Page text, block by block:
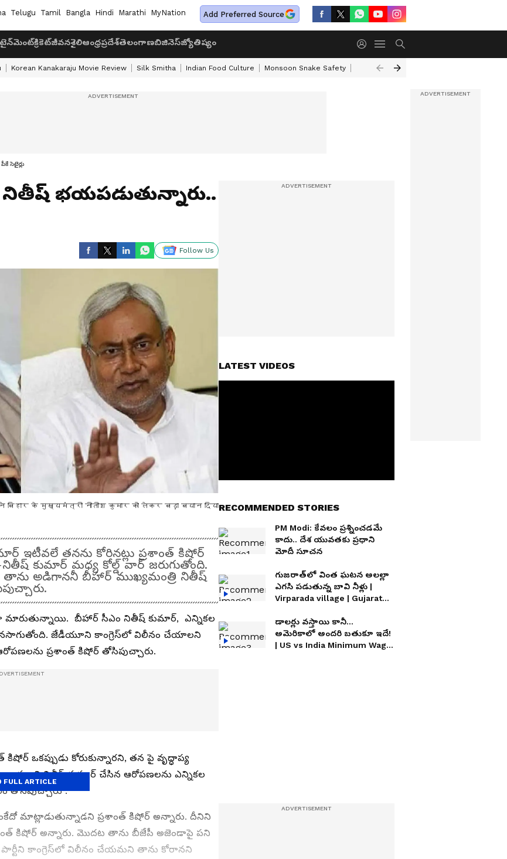
Telugu Tamil Bangla Hindi Marathi MyNation Add Preferred Source
క్రికెట్జీవనశైలిఆంధ్రప్రదేశ్తెలంగాణబిజినెస్జ్యోతిష్యం
Korean Kanakaraju Movie Review Silk Smitha Indian Food Culture Monsoon Snake Safety Akkineni Nageswara Rao
సెటైర్లు
భయపడుతున్నారు..
Follow Us
बिहार के मुख्यमंत्री नीतीश कुमार को लेकर बड़ा बयान दिया
ఇటీవలే తనను కోరినట్లు ప్రశాంత్ కిషోర్
కుమార్ మ‌ధ్య కోల్డ్ వార్ జ‌రుగుతోంది.
తాను అడిగాన‌నీ బీహార్ ముఖ్యమంత్రి నితీష్
మారుతున్నాయి. బీహార్ సీఎం నితీష్ కుమార్, ఎన్నికల
కొన‌సాగుతోంది. జేడీయూని కాంగ్రెస్‌లో విలీనం చేయాలని
ప్ర‌శాంత్ కిషోర్ తోసిపుచ్చారు.
ఒకప్పుడు కోరుకున్నారని, త‌న‌ పై వృద్ధాప్య
నితీష్ కుమార్ చేసిన ఆరోపణలను ఎన్నికల
తోసిపుచ్చారు .
మాట్లాడుతున్నాడని ప్రశాంత్ కిషోర్ అన్నారు. దీనిని
కిషోర్ అన్నారు. మొదట తాను బీజేపీ అజెండాపై పని
కాంగ్రెస్‌లో విలీనం చేయమని తాను కోరానని
FULL ARTICLE
LATEST VIDEOS
RECOMMENDED STORIES
PM Modi: కేవ‌లం ప్ర‌శ్నించ‌డ‌మే
కాదు.. దేశ యువ‌త‌కు ప్ర‌ధాని
మోదీ సూచన
గుజరాత్‌లో వింత ఘటన అలల్లా
ఎగసి పడుతున్న బావి నీళ్లు |
Virparada village | Gujarat
డాలర్లు వస్తాయి కానీ...
అమెరికాలో అందరి బతుకూ ఇదే!
| US vs India Minimum Wage